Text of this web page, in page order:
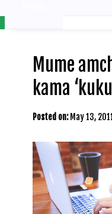
Mume
kama
Posted on: May 13,